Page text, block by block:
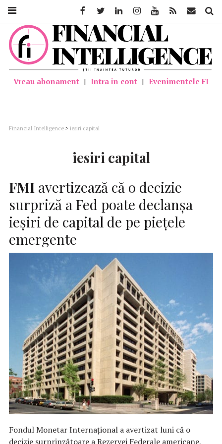
Vreau abonament | Intra in cont | Evenimentele FI
Financial Intelligence > iesiri capital
iesiri capital
FMI avertizează că o decizie
surpriză a Fed poate declanşa
ieşiri de capital de pe pieţele
emergente
Fondul Monetar Internaţional a avertizat luni că o
decizie surprinzătoare a Rezervei Federale americane,
FacebookTwitter LinkedinInstagramYoutube Feed Mail